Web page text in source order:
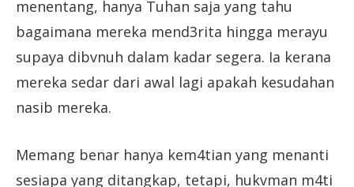
menentang, hanya Tuhan saja yang tahu
bagaimana mereka mend3rita hingga merayu
supaya dibvnuh dalam kadar segera. Ia kerana
mereka sedar dari awal lagi apakah kesudahan
nasib mereka.
Memang benar hanya kem4tian yang menanti
sesiapa yang ditangkap, tetapi, hukvman m4ti